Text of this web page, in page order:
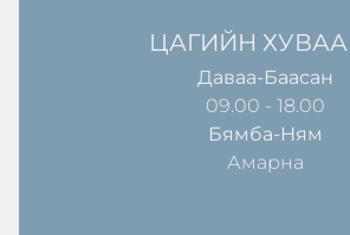
ЦАГИЙН
Даваа-Баасан
09.00 - 18.00
Бямба-Ням
Амарна